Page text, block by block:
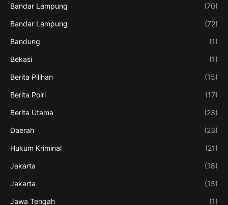
Bandar Lampung (70)
Bandar Lampung (72)
Bandung (1)
Bekasi (1)
Berita Pilihan (15)
Berita Polri (17)
Berita Utama (23)
Daerah (23)
Hukum Kriminal (21)
Jakarta (18)
Jakarta (15)
Jawa Tengah (1)